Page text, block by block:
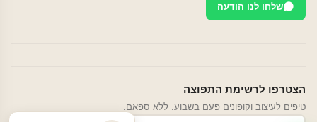
שלחו לנו הודעה
הצטרפו לרשימת התפוצה
טיפים לעיצוב וקופונים פעם בשבוע. ללא ספאם.